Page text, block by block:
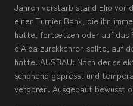
Jahren verstarb stand Elio vor
einer Turnier Bank, die ihn
hatte, fortsetzen oder auf das
d'Alba zurckkehren sollte, auf
hatte. AUSBAU: Nach der
schonend gepresst und
vergoren. Ausgebaut bewusst